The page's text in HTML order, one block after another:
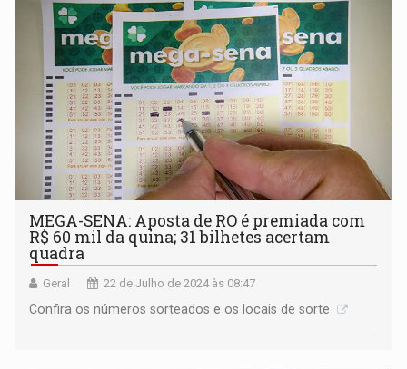
MEGA-SENA: Aposta de RO é premiada com
R$ 60 mil da quina; 31 bilhetes acertam
quadra
Geral 22 de Julho de 2024 às 08:47
Confira os números sorteados e os locais de sorte